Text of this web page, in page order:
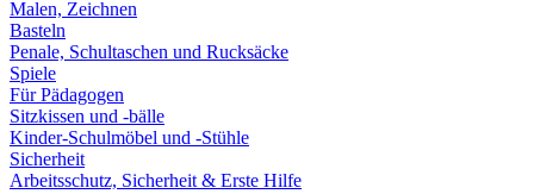
Malen, Zeichnen
Basteln
Penale, Schultaschen und Rucksäcke
Spiele
Für Pädagogen
Sitzkissen und -bälle
Kinder-Schulmöbel und -Stühle
Sicherheit
Arbeitsschutz, Sicherheit & Erste Hilfe